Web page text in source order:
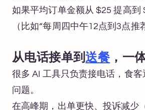
如果平均订单金额从 $25 提高
（比如“每周四中午12点到3点
从电话接单到送餐 ，一
很多 AI 工具只负责接电话，食
问题。
在高峰期，出单更快、投诉减少